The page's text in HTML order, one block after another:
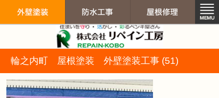
輪之内町 屋根塗装 外壁塗装工事 (51)